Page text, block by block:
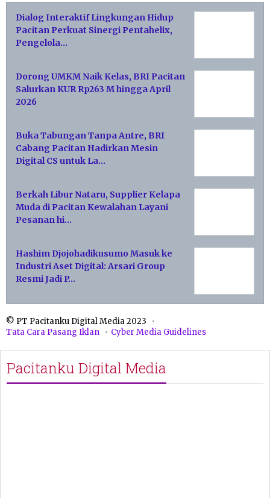
Dialog Interaktif Lingkungan Hidup
Pacitan Perkuat Sinergi Pentahelix,
Pengelola…
Dorong UMKM Naik Kelas, BRI Pacitan
Salurkan KUR Rp263 M hingga April
2026
Buka Tabungan Tanpa Antre, BRI
Cabang Pacitan Hadirkan Mesin
Digital CS untuk La…
Berkah Libur Nataru, Supplier Kelapa
Muda di Pacitan Kewalahan Layani
Pesanan hi…
Hashim Djojohadikusumo Masuk ke
Industri Aset Digital: Arsari Group
Resmi Jadi P…
© PT Pacitanku Digital Media 2023
Tata Cara Pasang Iklan
Cyber Media Guidelines
Pacitanku Digital Media